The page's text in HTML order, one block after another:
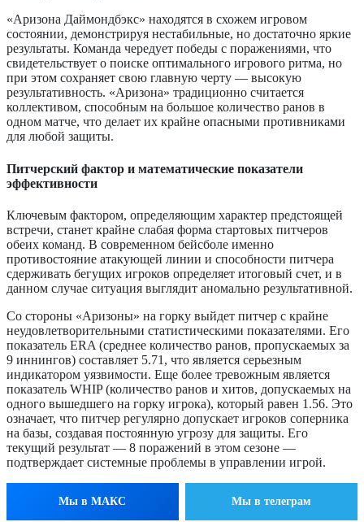
«Аризона Даймондбэкс» находятся в схожем игровом
состоянии, демонстрируя нестабильные, но достаточно яркие
результаты. Команда чередует победы с поражениями, что
свидетельствует о поиске оптимального игрового ритма, но
при этом сохраняет свою главную черту — высокую
результативность. «Аризона» традиционно считается
коллективом, способным на большое количество ранов в
одном матче, что делает их крайне опасными противниками
для любой защиты.
Питчерский фактор и математические показатели
эффективности
Ключевым фактором, определяющим характер предстоящей
встречи, станет крайне слабая форма стартовых питчеров
обеих команд. В современном бейсболе именно
противостояние атакующей линии и способности питчера
сдерживать бегущих игроков определяет итоговый счет, и в
данном случае ситуация выглядит аномально результативной.
Со стороны «Аризоны» на горку выйдет питчер с крайне
неудовлетворительными статистическими показателями. Его
показатель ERA (среднее количество ранов, пропускаемых за
9 иннингов) составляет 5.71, что является серьезным
индикатором уязвимости. Еще более тревожным является
показатель WHIP (количество ранов и хитов, допускаемых на
одного вышедшего на горку игрока), который равен 1.56. Это
означает, что питчер регулярно допускает игроков соперника
на базы, создавая постоянную угрозу для защиты. Его
текущий результат — 8 поражений в этом сезоне —
подтверждает системные проблемы в управлении игрой.
Мы в МАКС Мы в телеграм